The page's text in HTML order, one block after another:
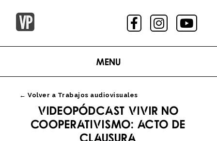
Menu
← Volver a Trabajos audiovisuales
VIDEOPÓDCAST VIVIR NO
COOPERATIVISMO: ACTO DE
CLAUSURA